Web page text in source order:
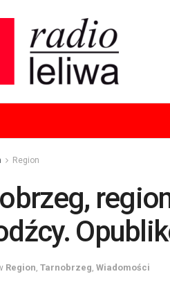
Region
Region Tarnobrzeg Wiadomości